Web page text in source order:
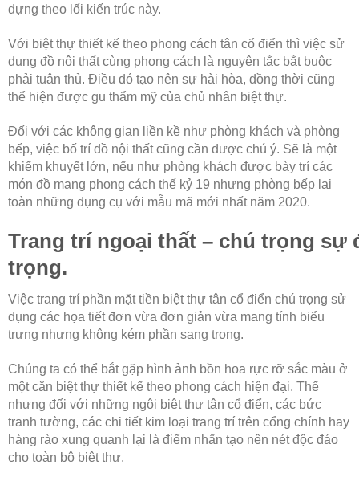
dựng theo lối kiến trúc này.
Với biệt thự thiết kế theo phong cách tân cổ điển thì việc sử
dụng đồ nội thất cùng phong cách là nguyên tắc bắt buộc
phải tuân thủ. Điều đó tạo nên sự hài hòa, đồng thời cũng
thể hiện được gu thẩm mỹ của chủ nhân biệt thự.
Đối với các không gian liền kề như phòng khách và phòng
bếp, việc bố trí đồ nội thất cũng cần được chú ý. Sẽ là một
khiếm khuyết lớn, nếu như phòng khách được bày trí các
món đồ mang phong cách thế kỷ 19 nhưng phòng bếp lại
toàn những dụng cụ với mẫu mã mới nhất năm 2020.
Trang trí ngoại thất – chú trọng sự
trọng.
Việc trang trí phần mặt tiền biệt thự tân cổ điển chú trọng sử
dụng các họa tiết đơn vừa đơn giản vừa mang tính biểu
trưng nhưng không kém phần sang trọng.
Chúng ta có thể bắt gặp hình ảnh bồn hoa rực rỡ sắc màu ở
một căn biệt thự thiết kế theo phong cách hiện đại. Thế
nhưng đối với những ngôi biệt thự tân cổ điển, các bức
tranh tường, các chi tiết kim loại trang trí trên cổng chính hay
hàng rào xung quanh lại là điểm nhấn tạo nên nét độc đáo
cho toàn bộ biệt thự.